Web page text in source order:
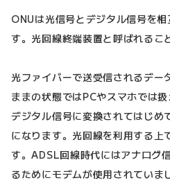
ONUは光信号とデジタル信号を
す。光回線終端装置と呼ばれるこ
光ファイバーで送受信されるデー
ままの状態ではPCやスマホでは
デジタル信号に変換されてはじめ
になります。光回線を利用する上
す。ADSL回線時代にはアナログ
るためにモデムが使用されていま